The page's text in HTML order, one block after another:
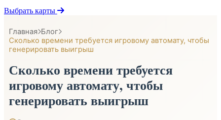
Выбрать карты
Главная Блог
Сколько времени требуется игровому автомату, чтобы
генерировать выигрыш
Сколько времени требуется
игровому автомату, чтобы
генерировать выигрыш